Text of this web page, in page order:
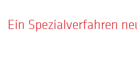
Ein Spezialverfahren